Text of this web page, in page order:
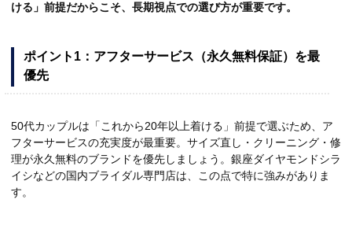
ける」前提だからこそ、長期視点での選び方が重要です。
ポイント1：アフターサービス（永久無料保証）を最
優先
50代カップルは「これから20年以上着ける」前提で選ぶため、ア
フターサービスの充実度が最重要。サイズ直し・クリーニング・修
理が永久無料のブランドを優先しましょう。銀座ダイヤモンドシラ
イシなどの国内ブライダル専門店は、この点で特に強みがありま
す。